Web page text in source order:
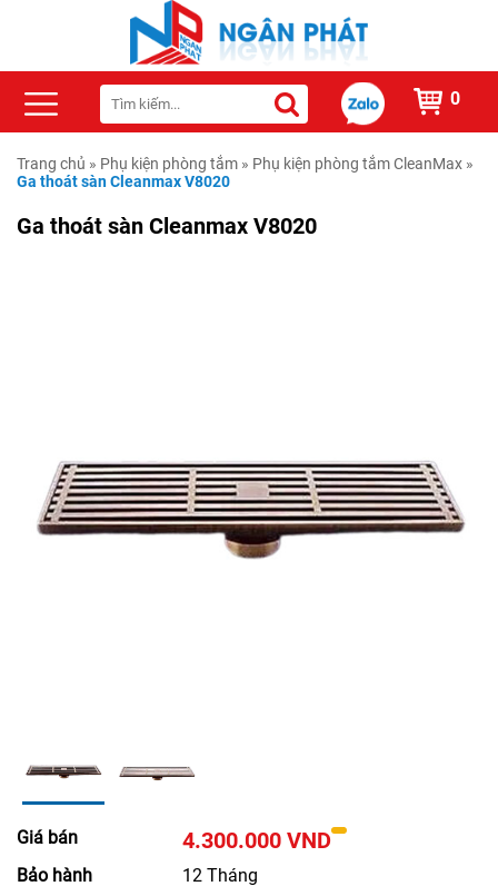
0
Trang chủ » Phụ kiện phòng tắm » Phụ kiện phòng tắm CleanMax »
Ga thoát sàn Cleanmax V8020
Ga thoát sàn Cleanmax V8020
Giá bán 4.300.000 VND
Bảo hành
12 Tháng